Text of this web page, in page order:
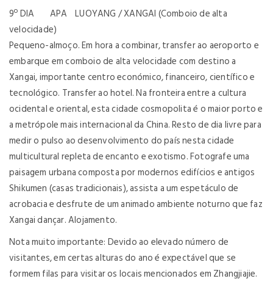
9º DIA APA LUOYANG / XANGAI (Comboio de alta
velocidade)
Pequeno-almoço. Em hora a combinar, transfer ao aeroporto e
embarque em comboio de alta velocidade com destino a
Xangai, importante centro económico, financeiro, científico e
tecnológico. Transfer ao hotel. Na fronteira entre a cultura
ocidental e oriental, esta cidade cosmopolita é o maior porto e
a metrópole mais internacional da China. Resto de dia livre para
medir o pulso ao desenvolvimento do país nesta cidade
multicultural repleta de encanto e exotismo. Fotografe uma
paisagem urbana composta por modernos edifícios e antigos
Shikumen (casas tradicionais), assista a um espetáculo de
acrobacia e desfrute de um animado ambiente noturno que faz
Xangai dançar. Alojamento.
Nota muito importante: Devido ao elevado número de
visitantes, em certas alturas do ano é expectável que se
formem filas para visitar os locais mencionados em Zhangjiajie.